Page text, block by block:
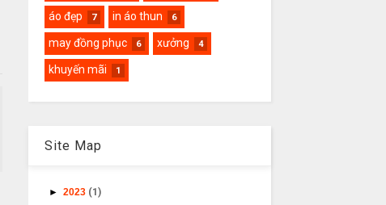
áo đẹp 7 in áo thun 6
may đồng phục 6 xưởng 4
khuyến mãi 1
Site Map
► 2023 (1)